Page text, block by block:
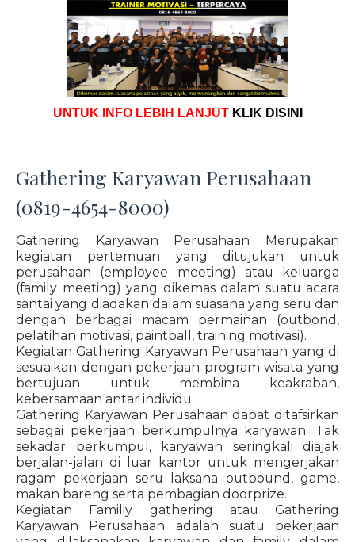
UNTUK INFO LEBIH LANJUT KLIK DISINI
Gathering Karyawan Perusahaan
(0819-4654-8000)
Gathering Karyawan Perusahaan Merupakan
kegiatan pertemuan yang ditujukan untuk
perusahaan (employee meeting) atau keluarga
(family meeting) yang dikemas dalam suatu acara
santai yang diadakan dalam suasana yang seru dan
dengan berbagai macam permainan (outbond,
pelatihan motivasi, paintball, training motivasi).
Kegiatan Gathering Karyawan Perusahaan yang di
sesuaikan dengan pekerjaan program wisata yang
bertujuan untuk membina keakraban,
kebersamaan antar individu.
Gathering Karyawan Perusahaan dapat ditafsirkan
sebagai pekerjaan berkumpulnya karyawan. Tak
sekadar berkumpul, karyawan seringkali diajak
berjalan-jalan di luar kantor untuk mengerjakan
ragam pekerjaan seru laksana outbound, game,
makan bareng serta pembagian doorprize.
Kegiatan Familiy gathering atau Gathering
Karyawan Perusahaan adalah suatu pekerjaan